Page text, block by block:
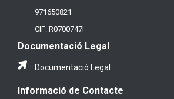
971650821
CIF: R0700747I
Documentació Legal
Documentació Legal
Informació de Contacte